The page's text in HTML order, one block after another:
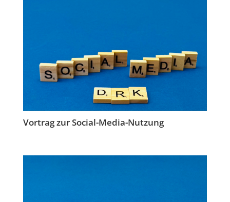
Vortrag zur Social-Media-Nutzung